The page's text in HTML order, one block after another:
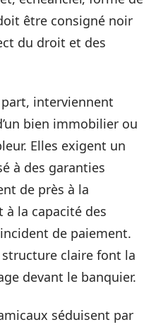
être consigné noir
du droit et des
interviennent
bien immobilier ou
Elles exigent un
à des garanties
de près à la
la capacité des
de paiement.
claire font la
devant le banquier.
séduisent par